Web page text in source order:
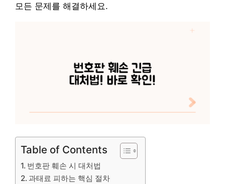
모든 문제를 해결하세요.
Table of Contents
번호판 훼손 시 대처법
과태료 피하는 핵심 절차